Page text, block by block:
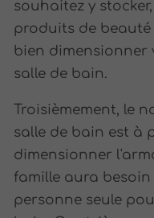
souhaitez y
produits de
bien dimensionner
salle de bain.
Troisièmement, le
salle de bain est à
dimensionner
famille aura besoin
personne seule